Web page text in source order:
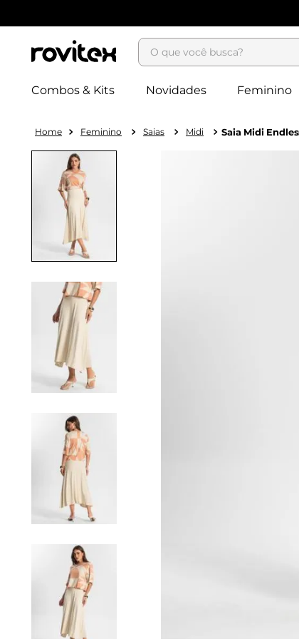
O que você busca?
Combos & Kits Novidades Feminino
Feminino Saias Midi Saia Midi